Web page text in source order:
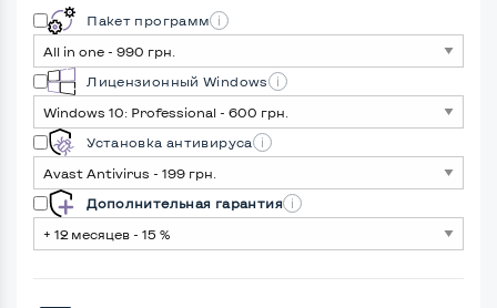
Пакет программ
Лицензионный Windows
Установка антивируса
Дополнительная гарантия